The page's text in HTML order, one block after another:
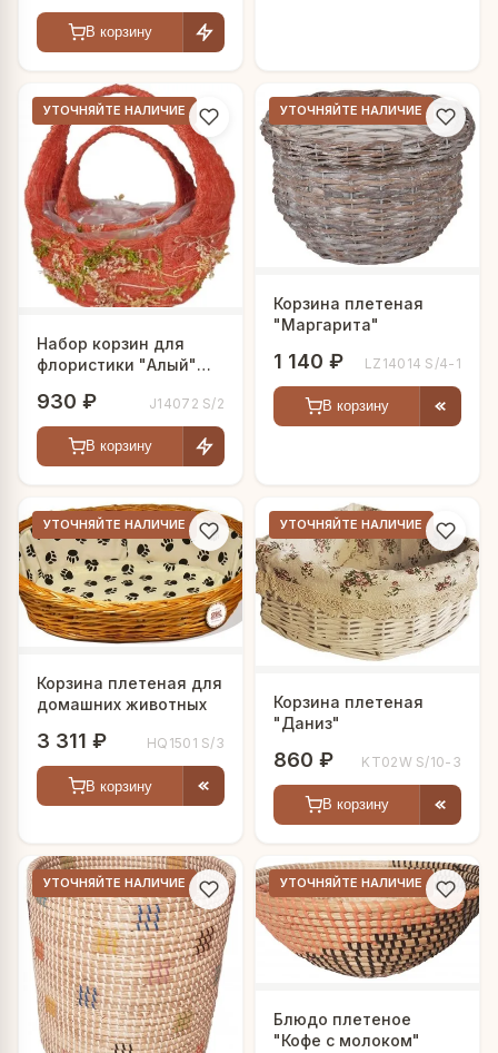
В корзину
УТОЧНЯЙТЕ НАЛИЧИЕ
Набор корзин для
флористики "Алый"
930 ₽ J14072 S/2
В корзину
УТОЧНЯЙТЕ НАЛИЧИЕ
Корзина плетеная
"Маргарита"
1 140 ₽ LZ14014 S/4-1
В корзину
УТОЧНЯЙТЕ НАЛИЧИЕ
Корзина плетеная для
домашних животных
3 311 ₽ HQ1501 S/3
В корзину
УТОЧНЯЙТЕ НАЛИЧИЕ
Корзина плетеная
"Даниз"
860 ₽ KT02W S/10-3
В корзину
УТОЧНЯЙТЕ НАЛИЧИЕ УТОЧНЯЙТЕ НАЛИЧИЕ
Блюдо плетеное
"Кофе с молоком"